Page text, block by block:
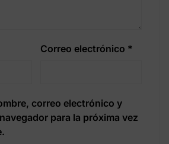
Correo electrónico *
correo electrónico y
para la próxima vez